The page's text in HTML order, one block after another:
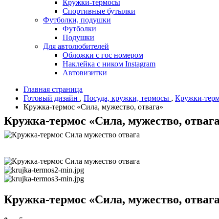
Кружки-термосы
Спортивные бутылки
Футболки, подушки
Футболки
Подушки
Для автолюбителей
Обложки с гос номером
Наклейка с ником Instagram
Автовизитки
Главная страница
Готовый дизайн , Посуда, кружки, термосы , Кружки-
Кружка-термос «Сила, мужество, отвага»
Кружка-термос «Сила, мужество,
Кружка-термос «Сила, мужество,